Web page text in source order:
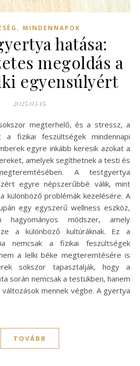
, MINDENNAPOK
hatása:
megoldás a
egyensúlyért
2025.03.15.
a fizikai feszültségek mindennapi
egyre inkább keresik azokat a
amelyek segíthetnek a testi és
A testgyertya
egyre népszerűbbé válik, mint
különböző problémák kezelésére. A
egy egyszerű wellness eszköz,
módszer, amely
a különböző kultúráknak. Ez a
nemcsak a fizikai feszültségek
a lelki béke megteremtésére is
sokszor tapasztalják, hogy a
során nemcsak a testükben, hanem
mennek végbe. A gyertya
TOVÁBB